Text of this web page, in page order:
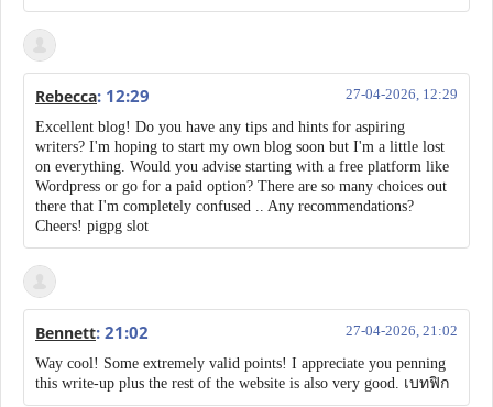
Rebecca 27-04-2026, 12:29
: 12:29
Excellent blog! Do you have any tips and hints for aspiring
writers? I'm hoping to start my own blog soon but I'm a little lost
on everything. Would you advise starting with a free platform like
Wordpress or go for a paid option? There are so many choices out
there that I'm completely confused .. Any recommendations?
Cheers! pigpg slot
Bennett 27-04-2026, 21:02
: 21:02
Way cool! Some extremely valid points! I appreciate you penning
this write-up plus the rest of the website is also very good. เบทฟิก